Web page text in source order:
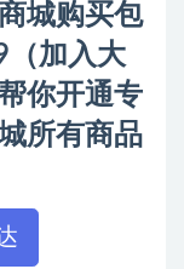
城购买包
（加入大
你开通专
所有商品